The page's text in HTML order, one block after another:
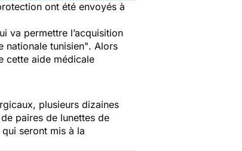
ont été envoyés à
va permettre l’acquisition
nationale tunisien". Alors
cette aide médicale
plusieurs dizaines
paires de lunettes de
qui seront mis à la